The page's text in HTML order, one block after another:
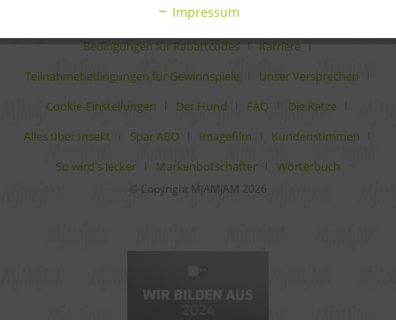
Analytische Bestandteile
Auszeichnungen
Bedingungen für Rabattcodes
Karriere
Teilnahmebedingungen für Gewinnspiele
Unser Versprechen
Cookie-Einstellungen
Der Hund FAQ
Die Katze
Alles über Insekt
Spar ABO Imagefilm
Kundenstimmen
So wird's lecker
Markenbotschafter Wörterbuch
© Copyright MjAMjAM 2026
Impressum